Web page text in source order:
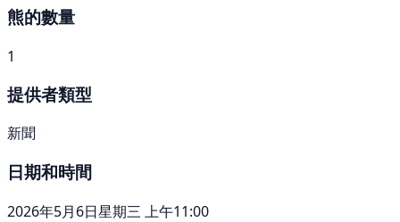
熊的數量
1
提供者類型
新聞
日期和時間
2026年5月6日星期三 上午11:00